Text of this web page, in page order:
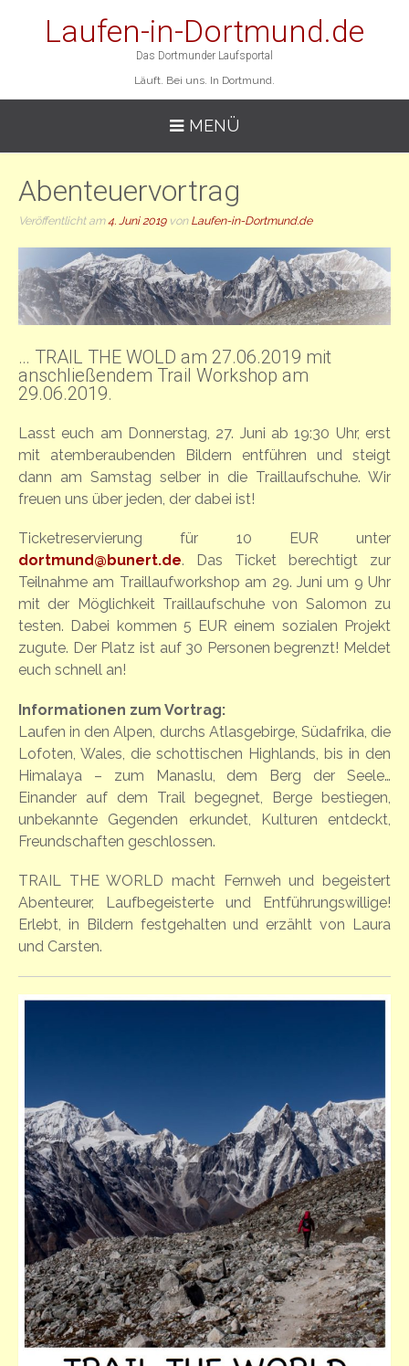
Laufen-in-Dortmund.de
Das Dortmunder Laufsportal
Läuft. Bei uns. In Dortmund.
MENÜ
Abenteuervortrag
Veröffentlicht am4. Juni 2019von Laufen-in-Dortmund.de
… TRAIL THE WOLD am 27.06.2019 mit
anschließendem Trail Workshop am
29.06.2019.
Lasst euch am Donnerstag, 27. Juni ab 19:30 Uhr, erst
mit atemberaubenden Bildern entführen und steigt
dann am Samstag selber in die Traillaufschuhe. Wir
freuen uns über jeden, der dabei ist!
Ticketreservierung für 10 EUR unter
dortmund@bunert.de. Das Ticket berechtigt zur
Teilnahme am Traillaufworkshop am 29. Juni um 9 Uhr
mit der Möglichkeit Traillaufschuhe von Salomon zu
testen. Dabei kommen 5 EUR einem sozialen Projekt
zugute. Der Platz ist auf 30 Personen begrenzt! Meldet
euch schnell an!
Informationen zum Vortrag:
Laufen in den Alpen, durchs Atlasgebirge, Südafrika, die
Lofoten, Wales, die schottischen Highlands, bis in den
Himalaya – zum Manaslu, dem Berg der Seele…
Einander auf dem Trail begegnet, Berge bestiegen,
unbekannte Gegenden erkundet, Kulturen entdeckt,
Freundschaften geschlossen.
TRAIL THE WORLD macht Fernweh und begeistert
Abenteurer, Laufbegeisterte und Entführungswillige!
Erlebt, in Bildern festgehalten und erzählt von Laura
und Carsten.